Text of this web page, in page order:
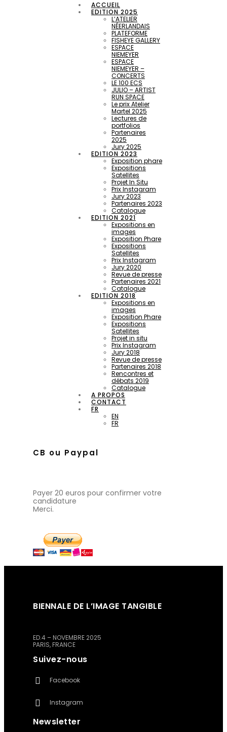
ACCUEIL
EDITION 2025
L’ATELIER
NÉERLANDAIS
PLATEFORME
FISHEYE GALLERY
ESPACE
NIEMEYER
ESPACE
NIEMEYER –
CONCERTS
LE 100 ECS
JULIO – ARTIST
RUN SPACE
Le prix Atelier
Martel 2025
Lectures de
portfolios
Partenaires
2025
Jury 2025
EDITION 2023
Exposition phare
Expositions
Satellites
Projet In Situ
Prix Instagram
Jury 2023
Partenaires 2023
Catalogue
EDITION 2021
Expositions en
images
Exposition Phare
Expositions
Satellites
Prix Instagram
Jury 2020
Revue de presse
Partenaires 2021
Catalogue
EDITION 2018
Expositions en
images
Exposition Phare
Expositions
Satellites
Projet in situ
Prix Instagram
Jury 2018
Revue de presse
Partenaires 2018
Rencontres et
débats 2019
Catalogue
A PROPOS
CONTACT
FR
EN
FR
CB ou Paypal
Payer 20 euros pour confirmer votre
candidature
Merci.
BIENNALE DE L’IMAGE TANGIBLE
ED.4 – NOVEMBRE 2025
PARIS, FRANCE
Suivez-nous
Facebook
Instagram
Newsletter